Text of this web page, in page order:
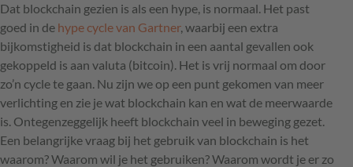
Dat blockchain gezien is als een hype, is normaal. Het past
goed in de hype cycle van Gartner, waarbij een extra
bijkomstigheid is dat blockchain in een aantal gevallen ook
gekoppeld is aan valuta (bitcoin). Het is vrij normaal om door
zo’n cycle te gaan. Nu zijn we op een punt gekomen van meer
verlichting en zie je wat blockchain kan en wat de meerwaarde
is. Ontegenzeggelijk heeft blockchain veel in beweging gezet.
Een belangrijke vraag bij het gebruik van blockchain is het
waarom? Waarom wil je het gebruiken? Waarom wordt je er zo